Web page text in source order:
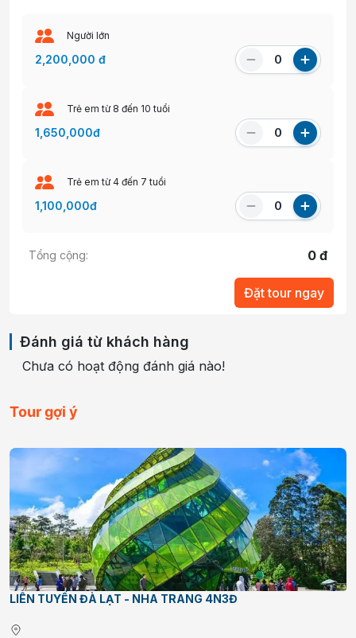
Người lớn
2,200,000 đ
Trẻ em từ 8 đến 10 tuổi
1,650,000đ
Trẻ em từ4 đến 7 tuổi
1,100,000đ
Tổng cộng: 0 đ
Đặt tour ngay
Đánh giá từ khách hàng
Chưa có hoạt động đánh giá nào!
Tour gợi ý
LIÊN TUYẾN ĐÀ LẠT - NHA TRANG 4N3Đ